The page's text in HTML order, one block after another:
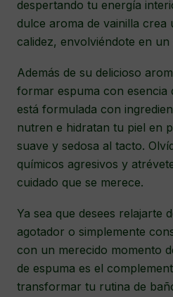
despertando tu energía
dulce aroma de vainilla
calidez, envolviéndote en
Además de su delicioso
formar espuma con esencia
está formulada con
nutren e hidratan tu piel en
suave y sedosa al tacto.
químicos agresivos y
cuidado que se merece.
Ya sea que desees relajarte
agotador o simplemente
con un merecido momento
de espuma es el
transformar tu rutina de